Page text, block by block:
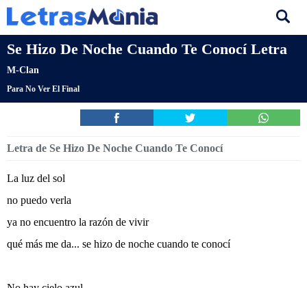
Se Hizo De Noche Cuando Te Conocí Letra
M-Clan
Para No Ver El Final
Letra de Se Hizo De Noche Cuando Te Conocí
La luz del sol
no puedo verla
ya no encuentro la razón de vivir
qué más me da... se hizo de noche cuando te conocí